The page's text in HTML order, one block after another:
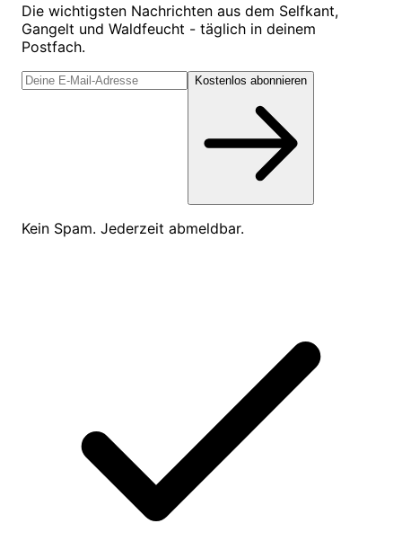
Die wichtigsten Nachrichten aus dem Selfkant,
Gangelt und Waldfeucht - täglich in deinem
Postfach.
Kostenlos abonnieren
Kein Spam. Jederzeit abmeldbar.